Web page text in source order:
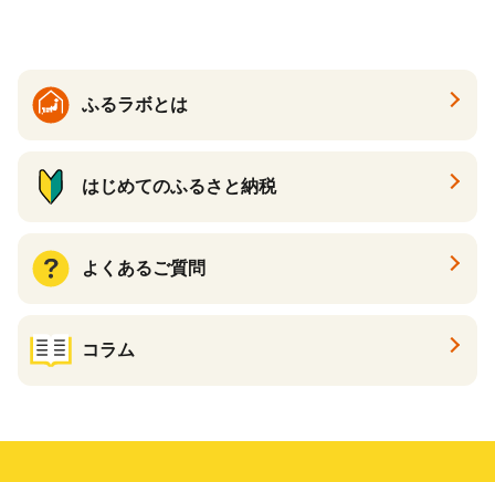
ギフト ふるさと納税 ）
ふるラボとは
はじめてのふるさと納税
よくあるご質問
コラム